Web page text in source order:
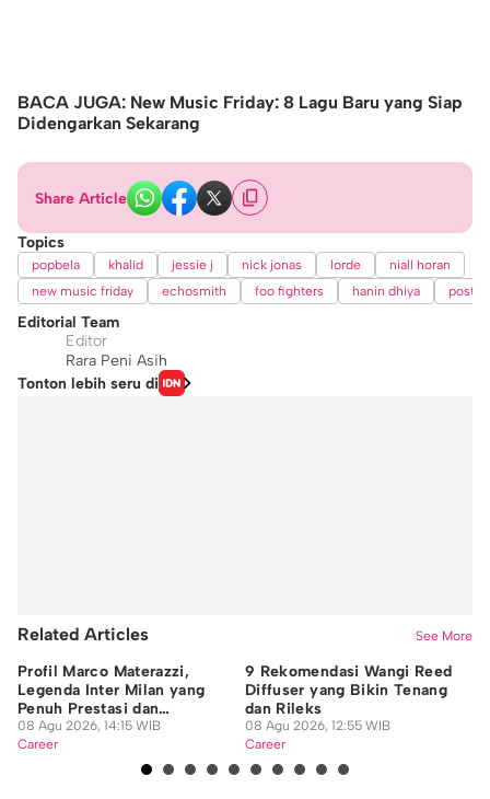
BACA JUGA: New Music Friday: 8 Lagu Baru yang Siap
Didengarkan Sekarang​
Share Article
Topics
popbela khalid jessie j nick jonas lorde
niall horan
new music friday
echosmith foo fighters hanin dhiya post
Editorial Team
Editor
Rara Peni Asih
Tonton lebih seru di
Related Articles See More
Profil Marco Materazzi,
Legenda Inter Milan yang
Penuh Prestasi dan
Kontroversi
08 Agu 2026, 14:15 WIB
Career
9 Rekomendasi Wangi Reed
Diffuser yang Bikin Tenang
dan Rileks
08 Agu 2026, 12:55 WIB
Career